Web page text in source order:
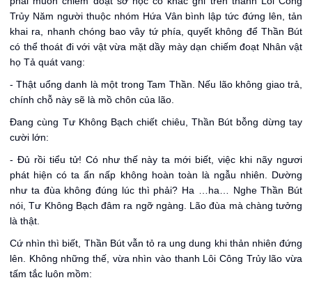
Trủy Năm người thuộc nhóm Hứa Vân bình lập tức đứng lên, tản
khai ra, nhanh chóng bao vây tứ phía, quyết không để Thần Bút
có thể thoát đi với vật vừa mặt dầy mày dạn chiếm đoạt Nhân vật
họ Tả quát vang:
- Thật uổng danh là một trong Tam Thần. Nếu lão không giao trả,
chính chỗ này sẽ là mồ chôn của lão.
Đang cùng Tư Không Bạch chiết chiêu, Thần Bút bỗng dừng tay
cười lớn:
- Đủ rồi tiểu tử! Có như thế này ta mới biết, việc khi nãy ngươi
phát hiện có ta ẩn nấp không hoàn toàn là ngẫu nhiên. Dường
như ta đùa không đúng lúc thì phải? Ha …ha… Nghe Thần Bút
nói, Tư Không Bạch đâm ra ngỡ ngàng. Lão đùa mà chàng tưởng
là thật.
Cứ nhìn thì biết, Thần Bút vẫn tỏ ra ung dung khi thản nhiên đứng
lên. Không những thế, vừa nhìn vào thanh Lôi Công Trủy lão vừa
tấm tắc luôn mồm: